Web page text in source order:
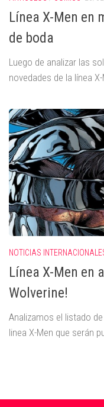
Línea X-Men en
de boda
Luego de analizar las
novedades de la línea
NOTICIAS
Línea X-Men en
Wolverine!
Analizamos el listado
linea X-Men que serán